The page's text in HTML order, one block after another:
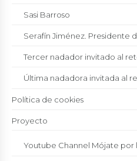
Sasi Barroso
Serafín Jiménez. Presidente
Tercer nadador invitado al
Última nadadora invitada al
Política de cookies
Proyecto
Youtube Channel Mójate por